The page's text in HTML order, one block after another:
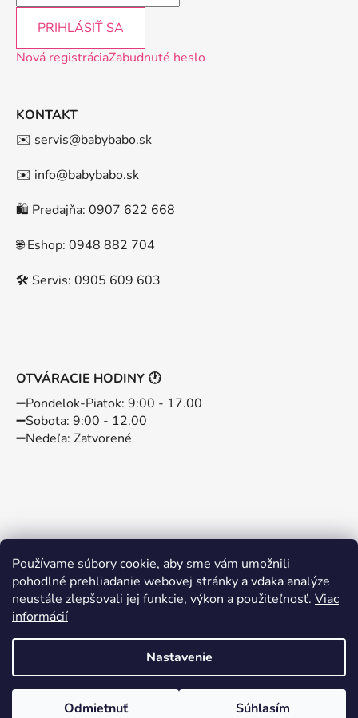
Používame súbory cookie, aby sme vám umožnili
pohodlné prehliadanie webovej stránky a vďaka analýze
neustále zlepšovali jej funkcie, výkon a použiteľnosť. Viac
informácií
Nastavenie
Odmietnuť Súhlasím
PRIHLÁSIŤ SA
Nová registráciaZabudnuté heslo
KONTAKT
✉️ servis@babybabo.sk
✉️ info@babybabo.sk
🛍️ Predajňa: 0907 622 668
🌐 Eshop: 0948 882 704
🛠️ Servis: 0905 609 603
OTVÁRACIE HODINY 🕐
➖️Pondelok-Piatok: 9:00 - 17.00
➖️Sobota: 9:00 - 12.00
➖️Nedeľa: Zatvorené
Instagram Facebook
Vytvoril Shoptet
Copyright 2026BABYBABO . Všetky práva vyhradené.